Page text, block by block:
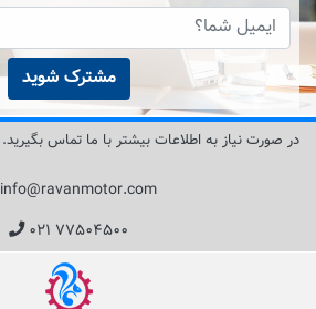
مشترک شوید
در صورت نیاز به اطلاعات بیشتر با ما تماس بگیرید.
info@ravanmotor.com
۰۲۱ ۷۷۵۰۴۵۰۰